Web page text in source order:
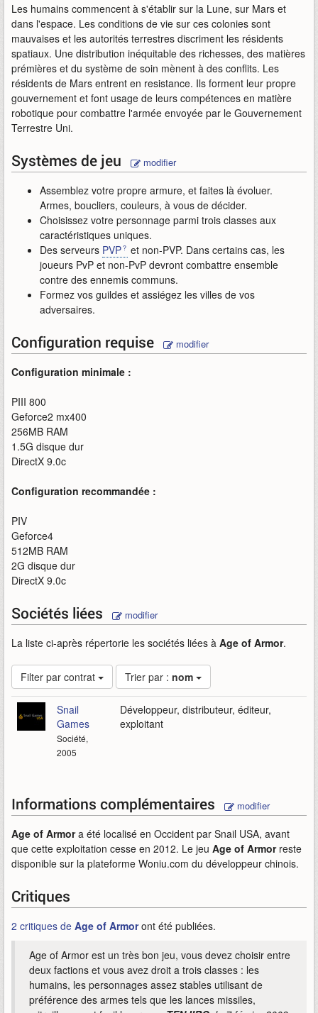
Les humains commencent à s'établir sur la Lune, sur Mars et
dans l'espace. Les conditions de vie sur ces colonies sont
mauvaises et les autorités terrestres discriment les résidents
spatiaux. Une distribution inéquitable des richesses, des matières
prémières et du système de soin mènent à des conflits. Les
résidents de Mars entrent en resistance. Ils forment leur propre
gouvernement et font usage de leurs compétences en matière
robotique pour combattre l'armée envoyée par le Gouvernement
Terrestre Uni.
Systèmes de jeu modifier
Assemblez votre propre armure, et faites là évoluer.
Armes, boucliers, couleurs, à vous de décider.
Choisissez votre personnage parmi trois classes aux
caractéristiques uniques.
Des serveurs PVP
et non-PVP. Dans certains cas, les
joueurs PvP et non-PvP devront combattre ensemble
contre des ennemis communs.
Formez vos guildes et assiégez les villes de vos
adversaires.
Configuration requise modifier
Configuration minimale :
PIII 800
Geforce2 mx400
256MB RAM
1.5G disque dur
DirectX 9.0c
Configuration recommandée :
PIV
Geforce4
512MB RAM
2G disque dur
DirectX 9.0c
Sociétés liées modifier
La liste ci-après répertorie les sociétés liées à Age of Armor.
Filter par contrat Trier par : nom
Snail
Games
Société,
2005
Développeur, distributeur, éditeur,
exploitant
Informations complémentaires modifier
Age of Armora été localisé en Occident par Snail USA, avant
que cette exploitation cesse en 2012. Le jeu Age of Armorreste
disponible sur la plateforme Woniu.com du développeur chinois.
Critiques
2 critiques de Age of Armoront été publiées.
Age of Armor est un très bon jeu, vous devez choisir entre
deux factions et vous avez droit a trois classes : les
humains, les personnages assez stables utilisant de
préférence des armes tels que les lances missiles,